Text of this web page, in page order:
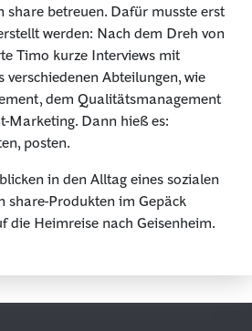
share betreuen. Dafür musste erst
werden: Nach dem Dreh von
Timo kurze Interviews mit
Abteilungen, wie
dem Qualitätsmanagement
Marketing. Dann hieß es:
posten.
in den Alltag eines sozialen
share-Produkten im Gepäck
die Heimreise nach Geisenheim.